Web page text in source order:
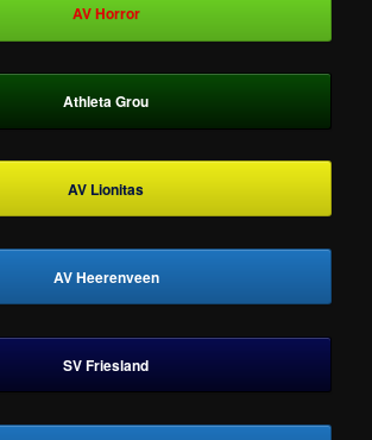
AV Horror
Athleta Grou
AV Lionitas
AV Heerenveen
SV Friesland